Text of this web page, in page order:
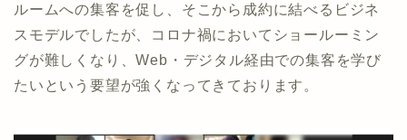
ルームへの集客を促し、そこから成約に結べるビジネ
スモデルでしたが、コロナ禍においてショールーミン
グが難しくなり、Web・デジタル経由での集客を学び
たいという要望が強くなってきております。